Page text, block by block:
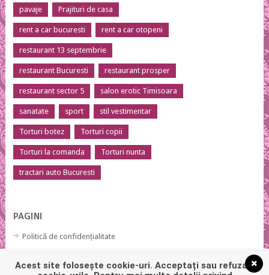
pavaje Prajituri de casa
rent a car bucuresti rent a car otopeni
restaurant 13 septembrie
restaurant Bucuresti restaurant prosper
restaurant sector 5 salon erotic Timisoara
sanatate sport stil vestimentar
Torturi botez Torturi copii
Torturi la comanda Torturi nunta
tractari auto Bucuresti
PAGINI
Politică de confidențialitate
Acest site folosește cookie-uri. Acceptați sau refuzați